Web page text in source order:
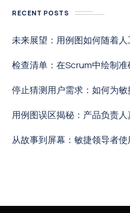
RECENT POSTS
未来展望：用例图如何随着
检查清单：在Scrum中绘制
停止猜测用户需求：如何为
用例图误区揭秘：产品负责
从故事到屏幕：敏捷领导者